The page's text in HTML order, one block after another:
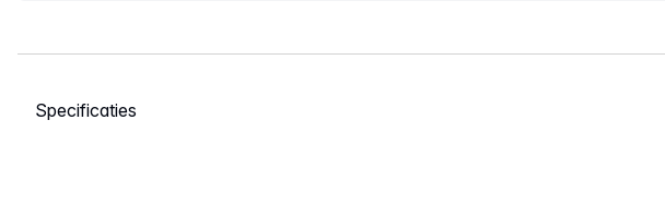
Selecteer een tabblad